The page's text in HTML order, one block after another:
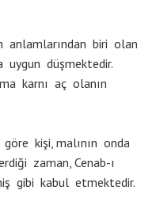
anlamlarından biri olan
uygun düşmektedir.
karnı aç olanın
kişi, malının onda
zaman, Cenab-ı
gibi kabul etmektedir.